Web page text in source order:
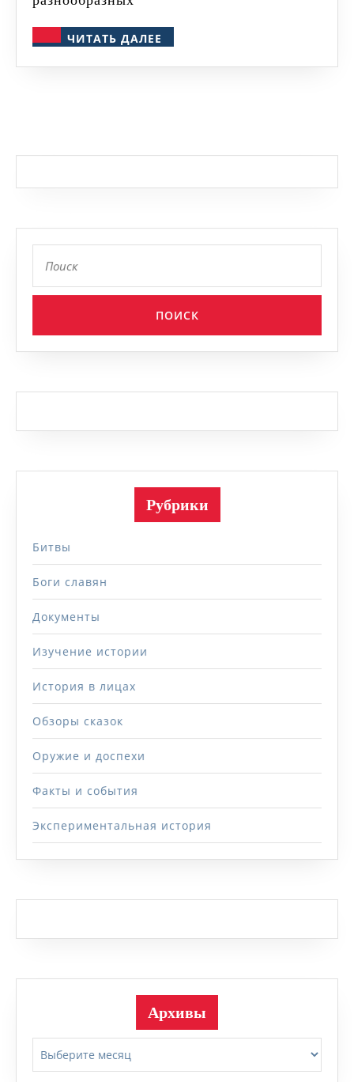
ЧИТАТЬ ДАЛЕЕ
ДАЛЕЕ
Рубрики
Битвы
Боги славян
Документы
Изучение истории
История в лицах
Обзоры сказок
Оружие и доспехи
Факты и события
Экспериментальная история
Архивы